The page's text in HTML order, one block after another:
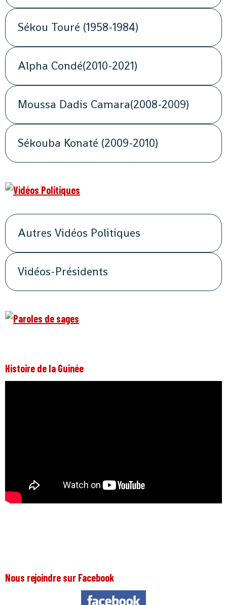
Sékou Touré (1958-1984)
Alpha Condé(2010-2021)
Moussa Dadis Camara(2008-2009)
Sékouba Konaté (2009-2010)
Autres Vidéos Politiques
Vidéos-Présidents
Histoire de la Guinée
Nous rejoindre sur Facebook